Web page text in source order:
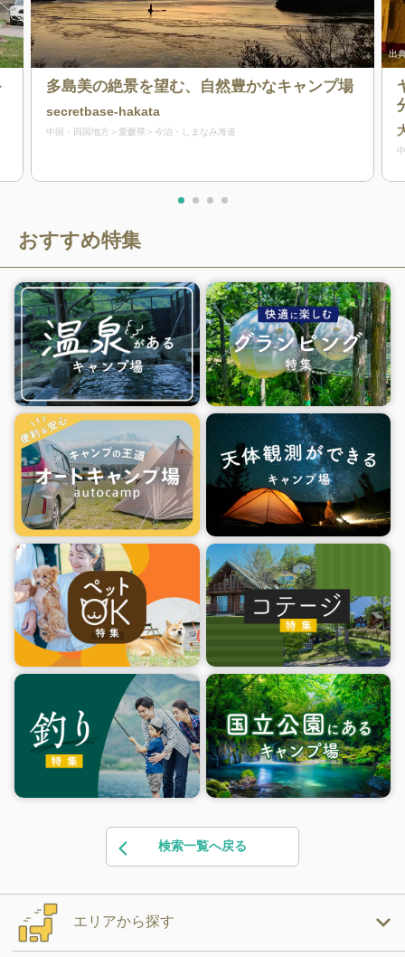
多島美の絶景を望む、自然豊かなキャンプ場
secretbase-hakata
中国・四国地方 愛媛県 今治・しまなみ海道
出
おすすめ特集
検索一覧へ戻る
エリアから探す